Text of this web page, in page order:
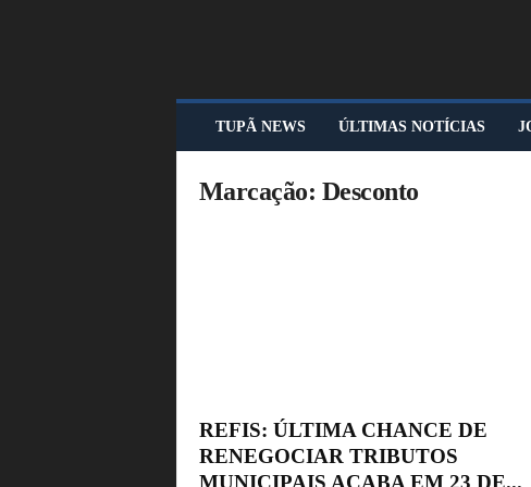
P
TUPÃ NEWS ÚLTIMAS NOTÍCIAS
Marcação: Desconto
REFIS: ÚLTIMA CHANCE DE
RENEGOCIAR TRIBUTOS
MUNICIPAIS ACABA EM 23 DE...